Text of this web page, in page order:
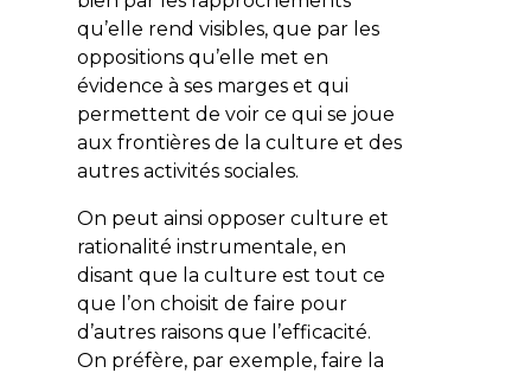
qu’elle rend visibles, que par les
oppositions qu’elle met en
évidence à ses marges et qui
permettent de voir ce qui se joue
aux frontières de la culture et des
autres activités sociales.
On peut ainsi opposer culture et
rationalité instrumentale, en
disant que la culture est tout ce
que l’on choisit de faire pour
d’autres raisons que l’efficacité.
On préfère, par exemple, faire la